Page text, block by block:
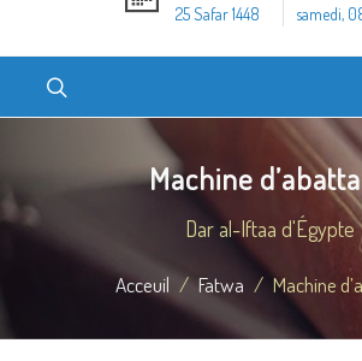
25 Safar 1448
samedi,
Machine
Dar al-Iftaa d'Égypte
Acceuil Fatwa Machine